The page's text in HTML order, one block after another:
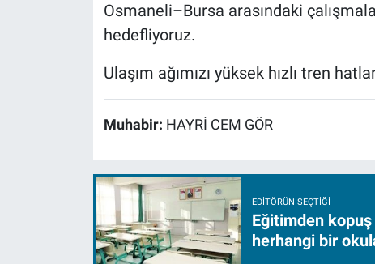
Osmaneli–Bursa arasındaki
hedefliyoruz.
Ulaşım ağımızı yüksek hızlı tren
Muhabir: HAYRİ CEM GÖR
EDITÖRÜN SEÇTIĞI
Eğitimden
herhangi bir